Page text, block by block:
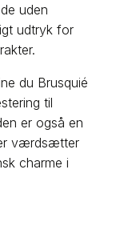
uden
udtryk for
du Brusquié
til
er også en
værdsætter
charme i